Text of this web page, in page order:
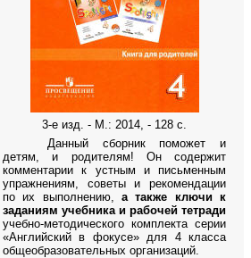
3-е изд. - М.: 2014, - 128 с.
Данный сборник поможет и
детям, и родителям! Он содержит
комментарии к устным и письменным
упражнениям, советы и рекомендации
по их выполнению, а также ключи к
заданиям учебника и рабочей тетради
учебно-методического комплекта серии
«Английский в фокусе» для 4 класса
общеобразовательных организаций.